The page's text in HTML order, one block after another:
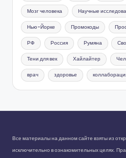
Мозг человека Научные
Нью-Йорке Промокоды
РФ Россия Румяна
Тени для век Хайлайтер
врач здоровье
Все материалы на данном сайте взяты из
исключительно в ознакомительных целях.